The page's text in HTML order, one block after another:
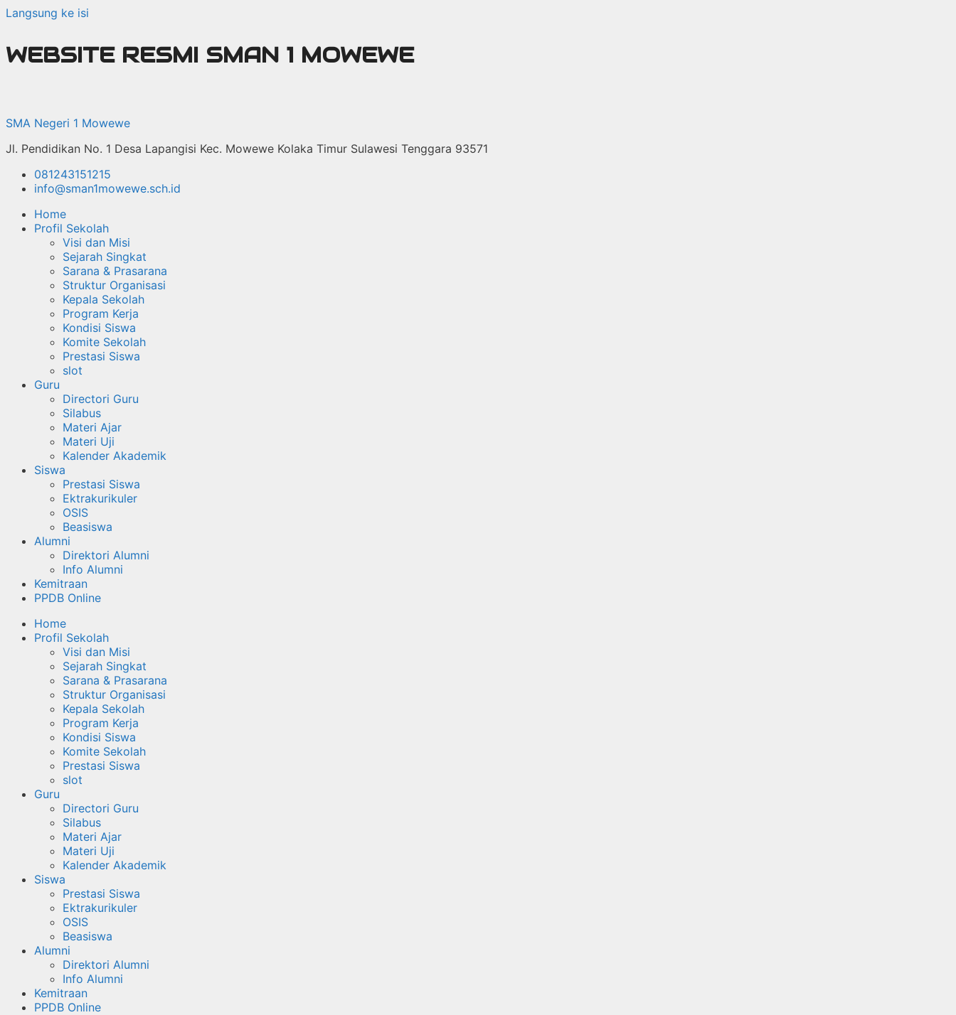
Langsung ke isi
WEBSITE RESMI SMAN 1 MOWEWE
SMA Negeri 1 Mowewe
Jl. Pendidikan No. 1 Desa Lapangisi Kec. Mowewe Kolaka Timur Sulawesi Tenggara 93571
081243151215
info@sman1mowewe.sch.id
Home
Profil Sekolah
Visi dan Misi
Sejarah Singkat
Sarana & Prasarana
Struktur Organisasi
Kepala Sekolah
Program Kerja
Kondisi Siswa
Komite Sekolah
Prestasi Siswa
slot
Guru
Directori Guru
Silabus
Materi Ajar
Materi Uji
Kalender Akademik
Siswa
Prestasi Siswa
Ektrakurikuler
OSIS
Beasiswa
Alumni
Direktori Alumni
Info Alumni
Kemitraan
PPDB Online
Home
Profil Sekolah
Visi dan Misi
Sejarah Singkat
Sarana & Prasarana
Struktur Organisasi
Kepala Sekolah
Program Kerja
Kondisi Siswa
Komite Sekolah
Prestasi Siswa
slot
Guru
Directori Guru
Silabus
Materi Ajar
Materi Uji
Kalender Akademik
Siswa
Prestasi Siswa
Ektrakurikuler
OSIS
Beasiswa
Alumni
Direktori Alumni
Info Alumni
Kemitraan
PPDB Online